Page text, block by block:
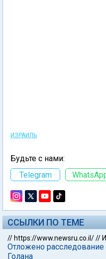
ИЗРАИЛЬ
Будьте с нами:
Telegram
ССЫЛКИ ПО ТЕМЕ
// https://www.newsru.co.il///
Отложено
Голана